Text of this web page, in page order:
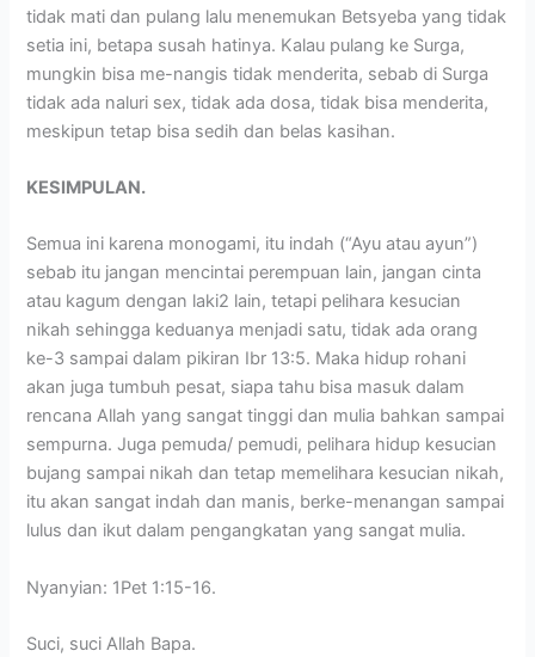
tidak mati dan pulang lalu menemukan Betsyeba yang tidak
setia ini, betapa susah hatinya. Kalau pulang ke Surga,
mungkin bisa me-nangis tidak menderita, sebab di Surga
tidak ada naluri sex, tidak ada dosa, tidak bisa menderita,
meskipun tetap bisa sedih dan belas kasihan.
KESIMPULAN.
Semua ini karena monogami, itu indah (“Ayu atau ayun”)
sebab itu jangan mencintai perempuan lain, jangan cinta
atau kagum dengan laki2 lain, tetapi pelihara kesucian
nikah sehingga keduanya menjadi satu, tidak ada orang
ke-3 sampai dalam pikiran Ibr 13:5. Maka hidup rohani
akan juga tumbuh pesat, siapa tahu bisa masuk dalam
rencana Allah yang sangat tinggi dan mulia bahkan sampai
sempurna. Juga pemuda/ pemudi, pelihara hidup kesucian
bujang sampai nikah dan tetap memelihara kesucian nikah,
itu akan sangat indah dan manis, berke-menangan sampai
lulus dan ikut dalam pengangkatan yang sangat mulia.
Nyanyian: 1Pet 1:15-16.
Suci, suci Allah Bapa.